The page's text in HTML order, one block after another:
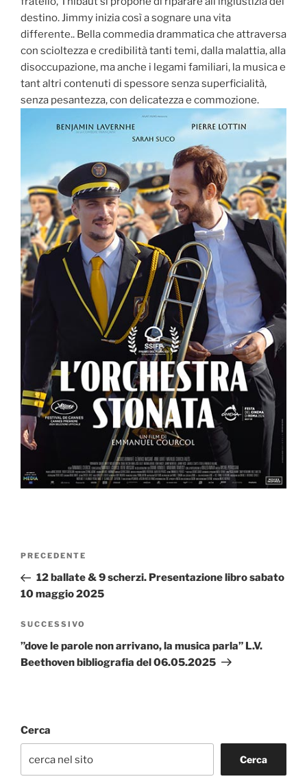
destino. Jimmy inizia così a sognare una vita
differente.. Bella commedia drammatica che attraversa
con scioltezza e credibilità tanti temi, dalla malattia, alla
disoccupazione, ma anche i legami familiari, la musica e
tant altri contenuti di spessore senza superficialità,
senza pesantezza, con delicatezza e commozione.
Navigazione
Articolo
precedente:
PRECEDENTE
12 ballate & 9 scherzi. Presentazione libro sabato
10 maggio 2025
Articolo
successivo
SUCCESSIVO
”dove le parole non arrivano, la musica parla” L.V.
Beethoven bibliografia del 06.05.2025
Cerca
Cerca